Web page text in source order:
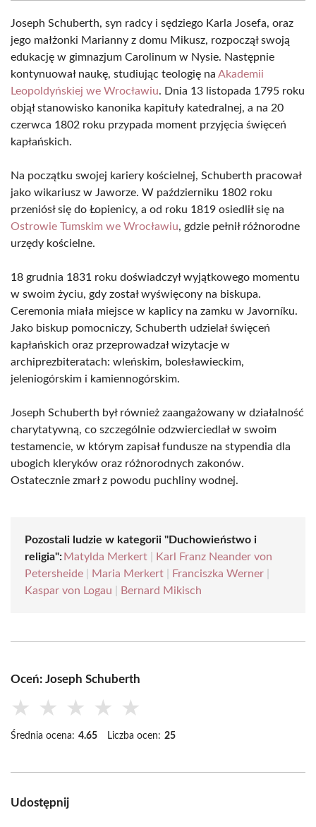
Joseph Schuberth, syn radcy i sędziego Karla Josefa, oraz
jego małżonki Marianny z domu Mikusz, rozpoczął swoją
edukację w gimnazjum Carolinum w Nysie. Następnie
kontynuował naukę, studiując teologię na Akademii
Leopoldyńskiej we Wrocławiu. Dnia 13 listopada 1795 roku
objął stanowisko kanonika kapituły katedralnej, a na 20
czerwca 1802 roku przypada moment przyjęcia święceń
kapłańskich.
Na początku swojej kariery kościelnej, Schuberth pracował
jako wikariusz w Jaworze. W październiku 1802 roku
przeniósł się do Łopienicy, a od roku 1819 osiedlił się na
Ostrowie Tumskim we Wrocławiu, gdzie pełnił różnorodne
urzędy kościelne.
18 grudnia 1831 roku doświadczył wyjątkowego momentu
w swoim życiu, gdy został wyświęcony na biskupa.
Ceremonia miała miejsce w kaplicy na zamku w Javorníku.
Jako biskup pomocniczy, Schuberth udzielał święceń
kapłańskich oraz przeprowadzał wizytacje w
archiprezbiteratach: wleńskim, bolesławieckim,
jeleniogórskim i kamiennogórskim.
Joseph Schuberth był również zaangażowany w działalność
charytatywną, co szczególnie odzwierciedlał w swoim
testamencie, w którym zapisał fundusze na stypendia dla
ubogich kleryków oraz różnorodnych zakonów.
Ostatecznie zmarł z powodu puchliny wodnej.
Pozostali ludzie w kategorii "Duchowieństwo i
religia": Matylda Merkert
Karl Franz Neander von
Petersheide
Maria Merkert Franciszka Werner
Kaspar von Logau
Bernard Mikisch
Oceń: Joseph Schuberth
★ ★ ★ ★ ★
Średnia ocena: 4.65 Liczba ocen: 25
Udostępnij